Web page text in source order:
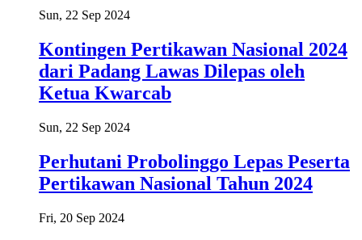
Sun, 22 Sep 2024
Kontingen Pertikawan Nasional 2024
dari Padang Lawas Dilepas oleh
Ketua Kwarcab
Sun, 22 Sep 2024
Perhutani Probolinggo Lepas Peserta
Pertikawan Nasional Tahun 2024
Fri, 20 Sep 2024